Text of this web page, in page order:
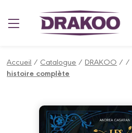
Accueil / Catalogue /DRAKOO / /
histoire complète